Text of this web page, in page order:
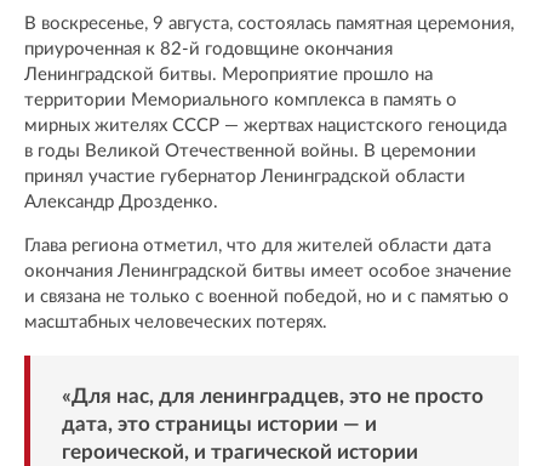
В воскресенье, 9 августа, состоялась памятная церемония,
приуроченная к 82-й годовщине окончания
Ленинградской битвы. Мероприятие прошло на
территории Мемориального комплекса в память о
мирных жителях СССР — жертвах нацистского геноцида
в годы Великой Отечественной войны. В церемонии
принял участие губернатор Ленинградской области
Александр Дрозденко.
Глава региона отметил, что для жителей области дата
окончания Ленинградской битвы имеет особое значение
и связана не только с военной победой, но и с памятью о
масштабных человеческих потерях.
«Для нас, для ленинградцев, это не просто
дата, это страницы истории — и
героической, и трагической истории